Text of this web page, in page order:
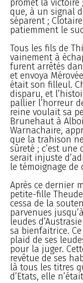
promet la victoire
que, à un signal
séparent ;
patiemment le
Tous les fils de
vainement à
furent arrêtés
et envoya
était son filleul.
disparu, et
pallier l’horreur
reine voulait sa
Brunehaut à
Warnachaire,
que la trahison
sûreté ; c’est
serait injuste
le témoignage de
Après ce dernier
petite-fille
cessa de la
parvenues
leudes
sa bienfaitrice.
plaid de ses
pour la juger.
revêtue de ses
là tous les titres
d’Etats, elle